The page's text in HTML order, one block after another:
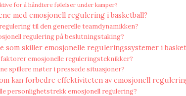
for å håndtere følelser under kamper?
med emosjonell regulering i basketball?
til den generelle teamdynamikken?
regulering på beslutningstaking?
som skiller emosjonelle reguleringssystemer i
emosjonelle reguleringsteknikker?
spillere møter i pressede situasjoner?
kan forbedre effektiviteten av emosjonell
personlighetstrekk emosjonell regulering?